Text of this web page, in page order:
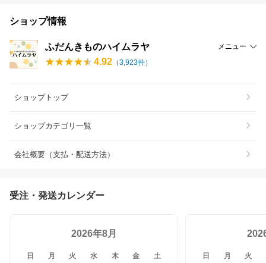
ショップ情報
ふだんきものハイムラヤ メニュー
4.92 （3,923件）
ショップトップ
ショップカテゴリ一覧
会社概要（支払・配送方法）
受注・発送カレンダー
2026年8月
日 月 火 水 木 金 土 日 月 火